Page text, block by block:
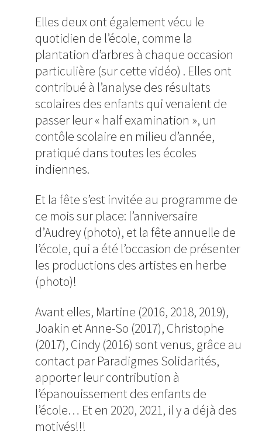
Elles deux ont également vécu le
quotidien de l’école, comme la
plantation d’arbres à chaque occasion
particulière (sur cette vidéo) . Elles ont
contribué à l’analyse des résultats
scolaires des enfants qui venaient de
passer leur « half examination », un
contôle scolaire en milieu d’année,
pratiqué dans toutes les écoles
indiennes.
Et la fête s’est invitée au programme de
ce mois sur place: l’anniversaire
d’Audrey (photo), et la fête annuelle de
l’école, qui a été l’occasion de présenter
les productions des artistes en herbe
(photo)!
Avant elles, Martine (2016, 2018, 2019),
Joakin et Anne-So (2017), Christophe
(2017), Cindy (2016) sont venus, grâce au
contact par Paradigmes Solidarités,
apporter leur contribution à
l’épanouissement des enfants de
l’école… Et en 2020, 2021, il y a déjà des
motivés!!!